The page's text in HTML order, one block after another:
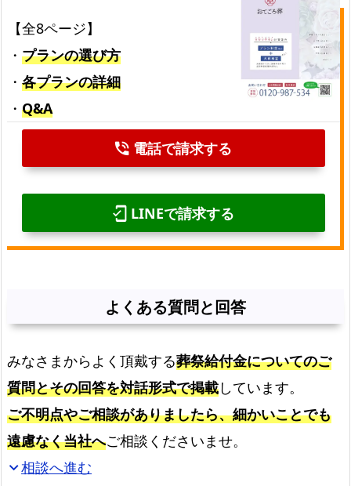
【全8ページ】
・ プランの選び方
・ 各プランの詳細
・ Q&A
phone_in_talk 電話で請求する
mobile_friendly LINEで請求する
よくある質問と回答
みなさまからよく頂戴する葬祭給付金についてのご
質問とその回答を対話形式で掲載しています。
ご不明点やご相談がありましたら、細かいことでも
遠慮なく当社へご相談くださいませ。
expand_more相談へ進む